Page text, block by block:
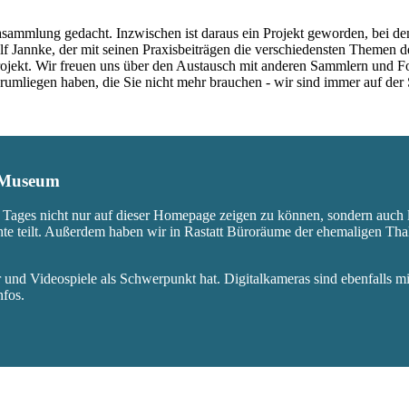
gedacht. Inzwischen ist daraus ein Projekt geworden, bei
der mit seinen Praxisbeiträgen die verschiedensten Themen
Wir freuen uns über den Austausch mit anderen Sammlern und
haben, die Sie nicht mehr brauchen - wir sind immer auf
nicht nur auf dieser Homepage zeigen zu können, sondern
teilt. Außerdem haben wir in Rastatt Büroräume der ehemaligen
Videospiele als Schwerpunkt hat. Digitalkameras sind ebenfalls